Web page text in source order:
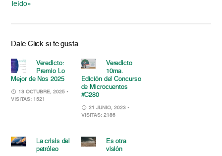
leído»
Dale Click si te gusta
Veredicto:
Premio Lo
Mejor de Nos 2025
13 OCTUBRE, 2025 •
VISITAS: 1521
Veredicto
10ma.
Edición del Concurso
de Microcuentos
#C280
21 JUNIO, 2023 •
VISITAS: 2186
La crisis del
petróleo
Es otra
visión